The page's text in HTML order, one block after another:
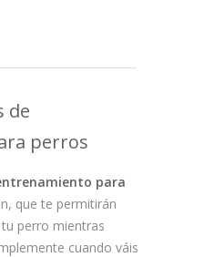
de
perros
para
que te permitirán
perro mientras
cuando váis